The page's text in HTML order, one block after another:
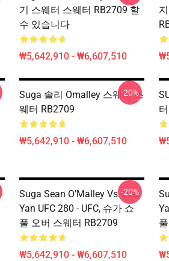
기 스웨터 스웨터 RB2709 할
수 있습니다
₩5,642,910 - ₩6,607,510
Suga 솔리 Omalley 스웨터 스
웨터 RB2709
₩5,642,910 - ₩6,607,510
-20%
Suga Sean O'Malley Vs. Petr
Yan UFC 280 - UFC, 슈가 쇼
풀 오버 스웨터 RB2709
₩5,642,910 - ₩6,607,510
-20%